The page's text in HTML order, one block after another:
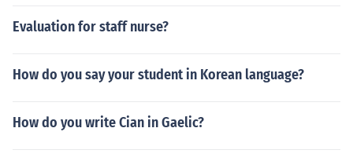
Evaluation for staff nurse?
How do you say your student in Korean language?
How do you write Cian in Gaelic?